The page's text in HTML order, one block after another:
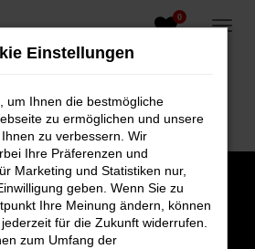
0
Einstellungen
um Ihnen die bestmögliche
zu ermöglichen und unsere
zu verbessern. Wir
Ihre Präferenzen und
Marketing und Statistiken nur,
geben. Wenn Sie zu
Ihre Meinung ändern, können
für die Zukunft widerrufen.
zum Umfang der